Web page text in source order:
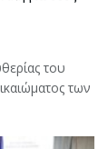
του
των